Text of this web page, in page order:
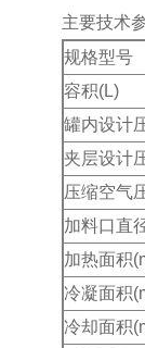
主要技术
规格型号
容积(L)
罐内设计
夹层设计
压缩空气
加料口直
加热面积
冷凝面积
冷却面积